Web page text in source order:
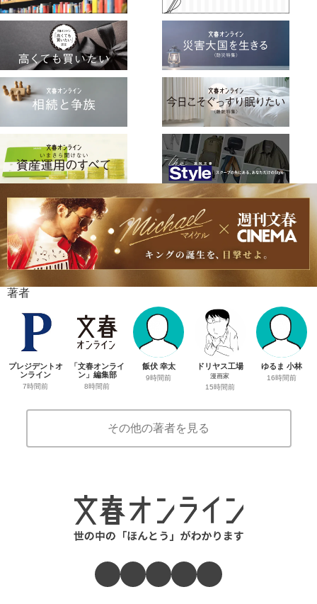
著者
プレジデントオ
ンライン
7時間前
「文春オンライ
ン」編集部
8時間前
飯伏 幸太
9時間前
ドリヤス工場
漫画家
15時間前
ゆるま 小林
16時間前
その他の著者を見る